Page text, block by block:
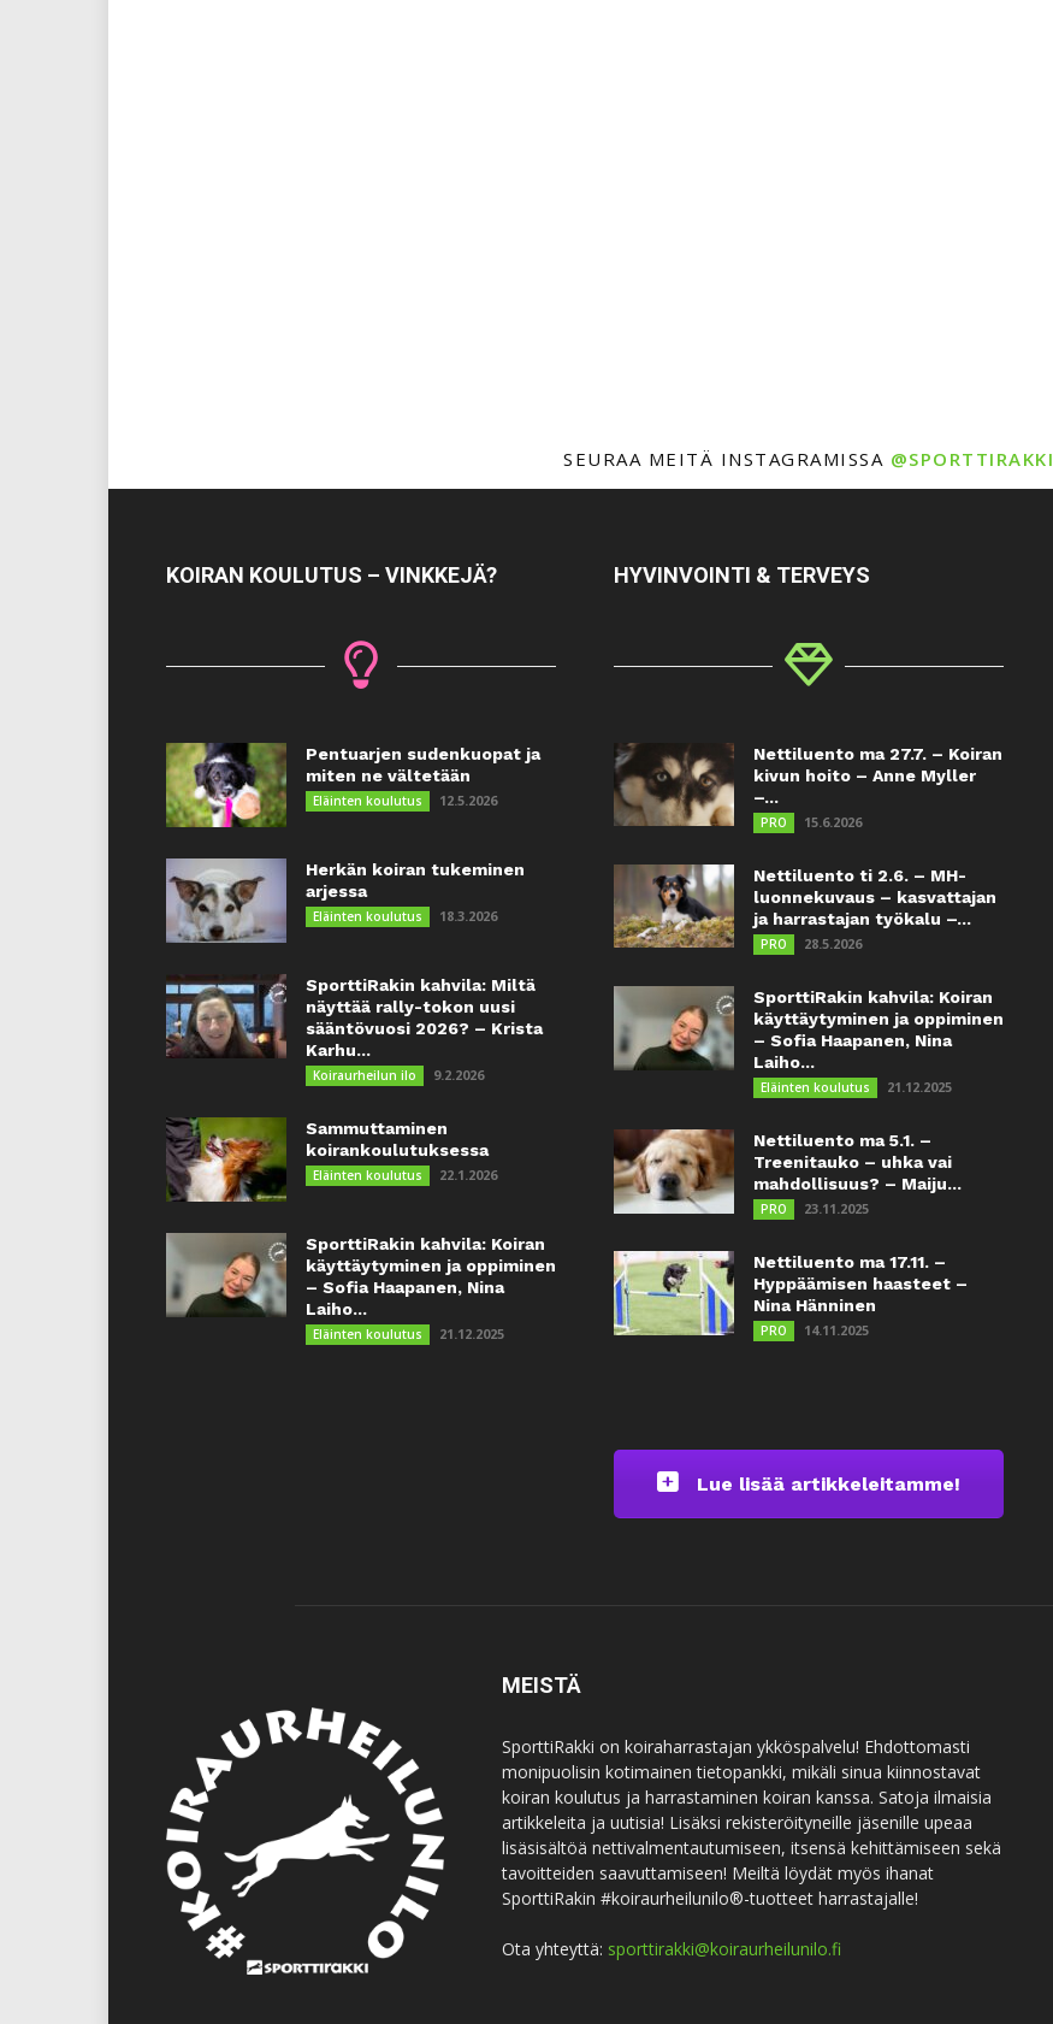
SEURAA MEITÄ INSTAGRAMISSA @SPORTTIRAKKI
KOIRAN KOULUTUS – VINKKEJÄ?
Pentuarjen sudenkuopat ja
miten ne vältetään
Eläinten koulutus 12.5.2026
Herkän koiran tukeminen
arjessa
Eläinten koulutus 18.3.2026
SporttiRakin kahvila: Miltä
näyttää rally-tokon uusi
sääntövuosi 2026? – Krista
Karhu...
Koiraurheilun ilo 9.2.2026
Sammuttaminen
koirankoulutuksessa
Eläinten koulutus 22.1.2026
SporttiRakin kahvila: Koiran
käyttäytyminen ja oppiminen
– Sofia Haapanen, Nina
Laiho...
Eläinten koulutus 21.12.2025
HYVINVOINTI & TERVEYS
Nettiluento ma 27.7. – Koiran
kivun hoito – Anne Myller
–...
PRO 15.6.2026
Nettiluento ti 2.6. – MH-
luonnekuvaus – kasvattajan
ja harrastajan työkalu –...
PRO 28.5.2026
SporttiRakin kahvila: Koiran
käyttäytyminen ja oppiminen
– Sofia Haapanen, Nina
Laiho...
Eläinten koulutus 21.12.2025
Nettiluento ma 5.1. –
Treenitauko – uhka vai
mahdollisuus? – Maiju...
PRO 23.11.2025
Nettiluento ma 17.11. –
Hyppäämisen haasteet –
Nina Hänninen
PRO 14.11.2025
Lue lisää artikkeleitamme!
MEISTÄ
SporttiRakki on koiraharrastajan ykköspalvelu! Ehdottomasti
monipuolisin kotimainen tietopankki, mikäli sinua kiinnostavat
koiran koulutus ja harrastaminen koiran kanssa. Satoja ilmaisia
artikkeleita ja uutisia! Lisäksi rekisteröityneille jäsenille upeaa
lisäsisältöä nettivalmentautumiseen, itsensä kehittämiseen sekä
tavoitteiden saavuttamiseen! Meiltä löydät myös ihanat
SporttiRakin #koiraurheilunilo®-tuotteet harrastajalle!
Ota yhteyttä: sporttirakki@koiraurheilunilo.fi